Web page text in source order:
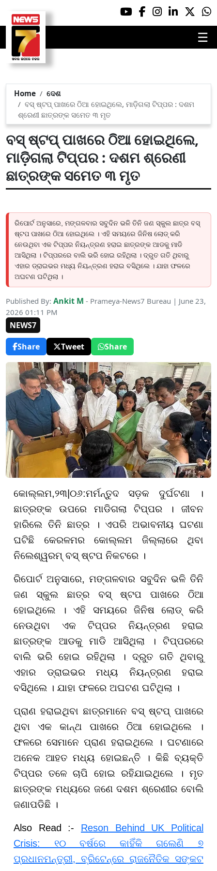
☰
Home
ଦେଶ
ବସ୍ ଷ୍ଟପ୍ ପାଖରେ ଠିଆ ହୋଇଥିଲେ, ମାଡ଼ିଗଲା ଟିପ୍ପର : ଦଶମ
ଶ୍ରେଣୀ ଛାତ୍ରଙ୍କ ସମେତ ୩ ମୃତ
ବସ୍ ଷ୍ଟପ୍ ପାଖରେ ଠିଆ ହୋଇଥିଲେ,
ମାଡ଼ିଗଲା ଟିପ୍ପର : ଦଶମ ଶ୍ରେଣୀ
ଛାତ୍ରଙ୍କ ସମେତ ୩ ମୃତ
ରିପୋର୍ଟ ଅନୁସାରେ, ମଙ୍ଗଳବାର ସବୁଦିନ ଭଳି ତିନି ଜଣ ସ୍କୁଲ ଛାତ୍ର ବସ୍
ଷ୍ଟପ ପାଖରେ ଠିଆ ହୋଇଥିଲେ । ଏହି ସମୟରେ ଜିନିଷ ଲୋଡ୍ କରି
ନେଉଥିବା ଏକ ଟିପ୍ପର ନିୟନ୍ତ୍ରଣ ହରାଇ ଛାତ୍ରଙ୍କ ଆଡକୁ ମାଡି
ଆସିଥିଲା । ଟିପ୍ପରରେ ବାଲି ଭରି ହୋଇ ରହିଥିଲା । ଦ୍ରୁତ ଗତି ଥିବାରୁ
ଏହାର ଡ୍ରାଇଭର ମଧ୍ୟ ନିୟନ୍ତ୍ରଣ ହରାଇ ବସିଥିଲେ । ଯାହା ଫଳରେ
ଅଘଟଣ ଘଟିଥିଲା ।
Published By: Ankit M - Prameya-News7 Bureau | June 23,
2026 01:11 PM
NEWS7
Share
Tweet Share
କୋଲ୍ଲମ,୨୩ ୦୬:ମର୍ମନ୍ତୁଦ ସଡ଼କ ଦୁର୍ଘଟଣା ।
ଛାତ୍ରଙ୍କ ଉପରେ ମାଡିଗଲା ଟିପ୍ପର । ଜୀବନ
ହାରିଲେ ତିନି ଛାତ୍ର । ଏପରି ଅଭାବନୀୟ ଘଟଣା
ଘଟିଛି କେରଳମର କୋଲ୍ଲମ ଜିଲ୍ଲାରେ ଥିବା
ନିଲେଶ୍ୱରମ୍ ବସ୍ ଷ୍ଟପ ନିକଟରେ ।
ରିପୋର୍ଟ ଅନୁସାରେ, ମଙ୍ଗଳବାର ସବୁଦିନ ଭଳି ତିନି
ଜଣ ସ୍କୁଲ ଛାତ୍ର ବସ୍ ଷ୍ଟପ ପାଖରେ ଠିଆ
ହୋଇଥିଲେ । ଏହି ସମୟରେ ଜିନିଷ ଲୋଡ୍ କରି
ନେଉଥିବା ଏକ ଟିପ୍ପର ନିୟନ୍ତ୍ରଣ ହରାଇ
ଛାତ୍ରଙ୍କ ଆଡକୁ ମାଡି ଆସିଥିଲା । ଟିପ୍ପରରେ
ବାଲି ଭରି ହୋଇ ରହିଥିଲା । ଦ୍ରୁତ ଗତି ଥିବାରୁ
ଏହାର ଡ୍ରାଇଭର ମଧ୍ୟ ନିୟନ୍ତ୍ରଣ ହରାଇ
ବସିଥିଲେ । ଯାହା ଫଳରେ ଅଘଟଣ ଘଟିଥିଲା ।
ପ୍ରାଣ ହରାଇଥିବା ଛାତ୍ରମାନେ ବସ୍ ଷ୍ଟପ୍ ପାଖରେ
ଥିବା ଏକ କାନ୍ଥ ପାଖରେ ଠିଆ ହୋଇଥିଲେ ।
ଫଳରେ ସେମାନେ ପ୍ରାଣ ହରାଇଥିଲେ । ଘଟଣାରେ
ଅନେକ ଆହତ ମଧ୍ୟ ହୋଇଛନ୍ତି । କିଛି ବ୍ୟକ୍ତି
ଟିପ୍ପର ତଳେ ଚାପି ହୋଇ ରହିଯାଇଥିଲେ । ମୃତ
ଛାତ୍ରଙ୍କ ମଧ୍ୟରେ ଜଣେ ଦଶମ ଶ୍ରେଣୀର ବୋଲି
ଜଣାପଡିଛି ।
Also Read :- Reson Behind UK Political
Crisis: ୧୦ ବର୍ଷରେ କାହିଁକି ଗଲେଣି ୭
ପ୍ରଧାନମନ୍ତ୍ରୀ, ବ୍ରିଟେନ୍‌ରେ ରାଜନୈତିକ ସଙ୍କଟ